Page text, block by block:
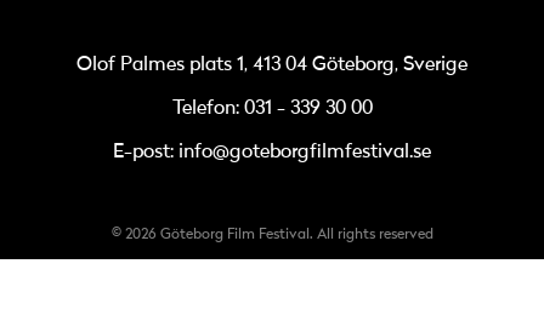
Olof Palmes plats 1, 413 04 Göteborg, Sverige
Telefon: 031 - 339 30 00
E-post: info@goteborgfilmfestival.se
© 2026 Göteborg Film Festival. All rights reserved